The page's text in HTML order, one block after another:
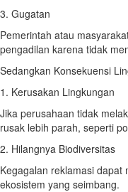
3. Gugatan
Pemerintah atau
pengadilan karena tidak
Sedangkan Konsekuensi
1. Kerusakan Lingkungan
Jika perusahaan tidak
rusak lebih parah, seperti
2. Hilangnya Biodiversitas
Kegagalan reklamasi dapat
ekosistem yang seimbang.